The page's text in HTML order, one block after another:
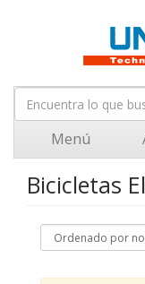
Menú
Bicicletas